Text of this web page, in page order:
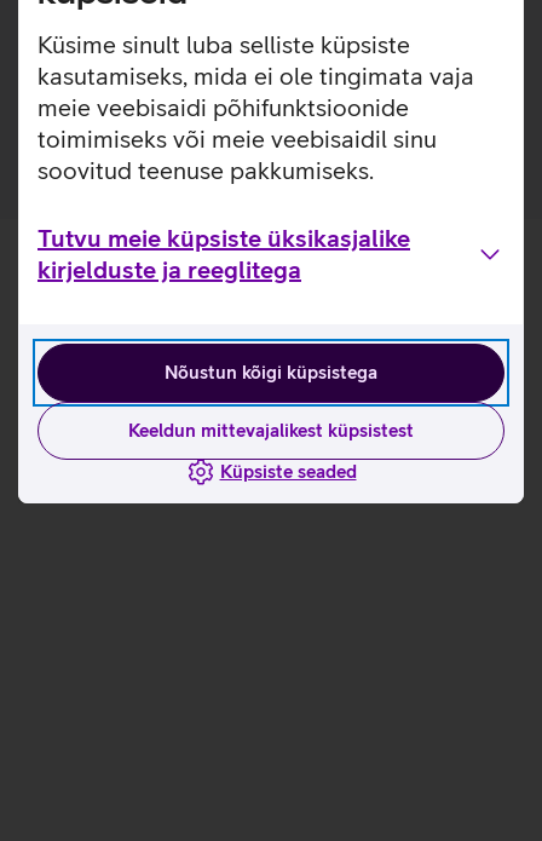
Küsime sinult luba selliste küpsiste
kasutamiseks, mida ei ole tingimata vaja
meie veebisaidi põhifunktsioonide
toimimiseks või meie veebisaidil sinu
soovitud teenuse pakkumiseks.
Tutvu meie küpsiste üksikasjalike
kirjelduste ja reeglitega
Nõustun kõigi küpsistega
Keeldun mittevajalikest küpsistest
Küpsiste seaded
lisakaitsekihi jättes nähtavale seadme disaini. Nii on
tagatud telefoni kindel haare ja kaitse kriimustuste eest.
Ümbris on valmistatud 50% taaskasutatud
materjalidest.